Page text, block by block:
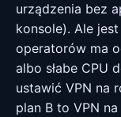
urządzenia bez
konsole). Ale
operatorów ma
albo słabe CPU
ustawić VPN na
plan B to VPN